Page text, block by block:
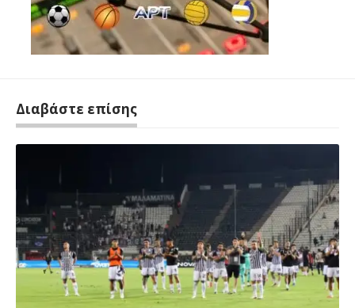
Διαβάστε επίσης